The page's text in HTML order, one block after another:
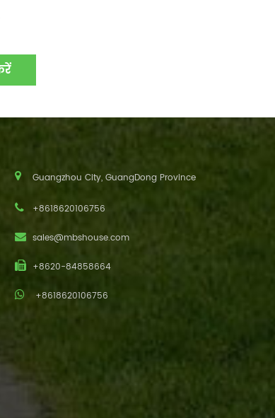
Guangzhou City, GuangDong Province
+8618620106756
sales@mbshouse.com
+8620-84858664
+8618620106756